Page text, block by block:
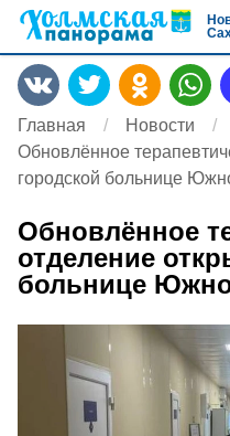
Главная Новости
Обновлённое
городской больнице
Обновлённое
отделение
больнице